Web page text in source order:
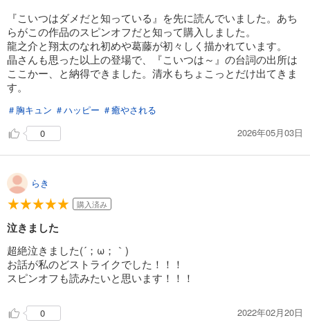
『こいつはダメだと知っている』を先に読んでいました。あち
らがこの作品のスピンオフだと知って購入しました。
龍之介と翔太のなれ初めや葛藤が初々しく描かれています。
晶さんも思った以上の登場で、『こいつは～』の台詞の出所は
ここかー、と納得できました。清水もちょこっとだけ出てきま
す。
＃胸キュン ＃ハッピー ＃癒やされる
0
2026年05月03日
らき
購入済み
泣きました
超絶泣きました(´；ω；｀)
お話が私のどストライクでした！！！
スピンオフも読みたいと思います！！！
0 2022年02月20日